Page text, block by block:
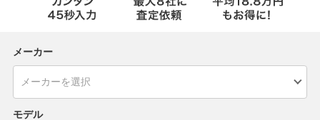
メーカー
モデル